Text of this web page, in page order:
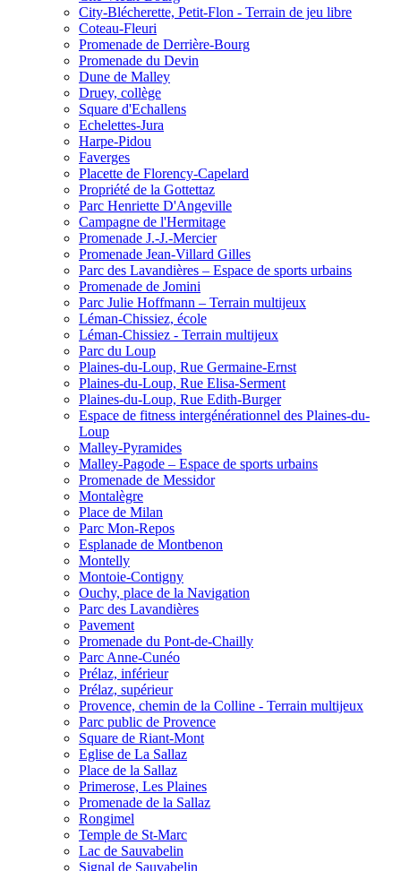
City-Blécherette, Petit-Flon - Terrain de jeu libre
Coteau-Fleuri
Promenade de Derrière-Bourg
Promenade du Devin
Dune de Malley
Druey, collège
Square d'Echallens
Echelettes-Jura
Harpe-Pidou
Faverges
Placette de Florency-Capelard
Propriété de la Gottettaz
Parc Henriette D'Angeville
Campagne de l'Hermitage
Promenade J.-J.-Mercier
Promenade Jean-Villard Gilles
Parc des Lavandières – Espace de sports urbains
Promenade de Jomini
Parc Julie Hoffmann – Terrain multijeux
Léman-Chissiez, école
Léman-Chissiez - Terrain multijeux
Parc du Loup
Plaines-du-Loup, Rue Germaine-Ernst
Plaines-du-Loup, Rue Elisa-Serment
Plaines-du-Loup, Rue Edith-Burger
Espace de fitness intergénérationnel des Plaines-du-
Loup
Malley-Pyramides
Malley-Pagode – Espace de sports urbains
Promenade de Messidor
Montalègre
Place de Milan
Parc Mon-Repos
Esplanade de Montbenon
Montelly
Montoie-Contigny
Ouchy, place de la Navigation
Parc des Lavandières
Pavement
Promenade du Pont-de-Chailly
Parc Anne-Cunéo
Prélaz, inférieur
Prélaz, supérieur
Provence, chemin de la Colline - Terrain multijeux
Parc public de Provence
Square de Riant-Mont
Eglise de La Sallaz
Place de la Sallaz
Primerose, Les Plaines
Promenade de la Sallaz
Rongimel
Temple de St-Marc
Lac de Sauvabelin
Signal de Sauvabelin